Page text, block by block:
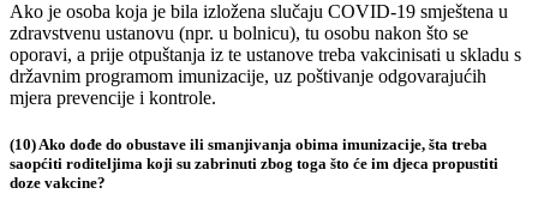
Ako je osoba koja je bila izložena slučaju COVID-19 smještena u
zdravstvenu ustanovu (npr. u bolnicu), tu osobu nakon što se
oporavi, a prije otpuštanja iz te ustanove treba vakcinisati u skladu s
državnim programom imunizacije, uz poštivanje odgovarajućih
mjera prevencije i kontrole.
(10) Ako dođe do obustave ili smanjivanja obima imunizacije, šta treba
saopćiti roditeljima koji su zabrinuti zbog toga što će im djeca propustiti
doze vakcine?